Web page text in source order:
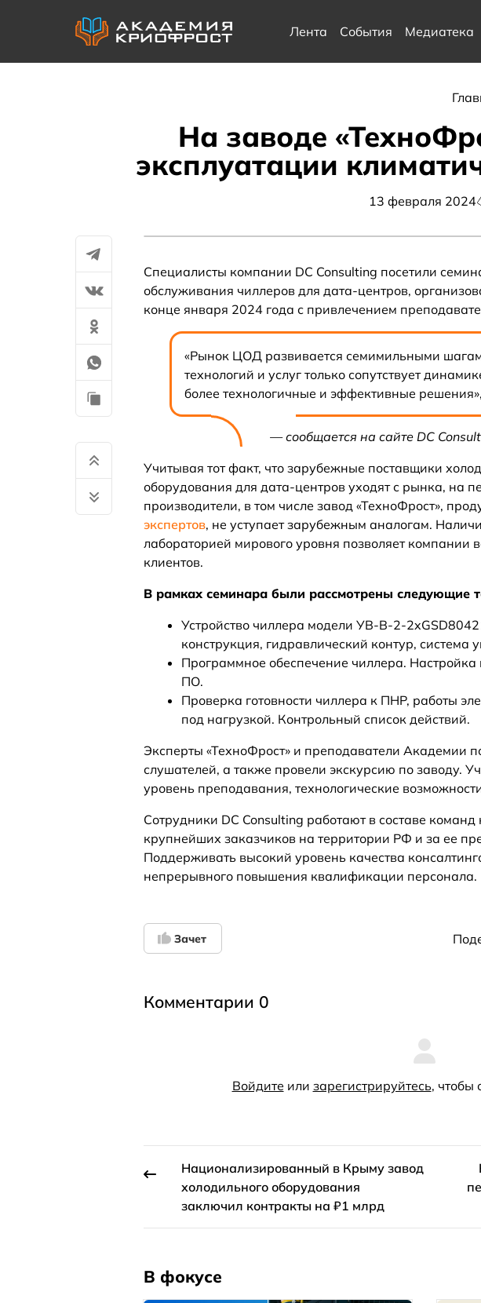
Лента События Медиатека
На заводе
эксплуатации
13 февраля 2024
Специалисты компании DC Consulting посетили
обслуживания чиллеров для дата-центров,
конце января 2024 года с привлечением
«Рынок ЦОД развивается семимильными
технологий и услуг только сопутствует
более технологичные и эффективные решения»,
— сообщается на сайте DC
Учитывая тот факт, что зарубежные поставщики
оборудования для дата-центров уходят с рынка, на
производители, в том числе завод «ТехноФрост»,
экспертов, не уступает зарубежным аналогам.
лабораторией мирового уровня позволяет компании
клиентов.
В рамках семинара были рассмотрены следующие
Устройство чиллера модели УВ-В-2-
конструкция, гидравлический контур, система
Программное обеспечение чиллера.
ПО.
Проверка готовности чиллера к ПНР, работы
под нагрузкой. Контрольный список действий.
Эксперты «ТехноФрост» и преподаватели Академии
слушателей, а также провели экскурсию по заводу.
уровень преподавания, технологические
Сотрудники DC Consulting работают в составе
крупнейших заказчиков на территории РФ и за ее
Поддерживать высокий уровень качества
непрерывного повышения квалификации персонала.
Зачет
Комментарии 0
Войдите или зарегистрируйтесь, чтобы
Национализированный в Крыму завод
холодильного оборудования
заключил контракты на ₽1 млрд
В фокусе